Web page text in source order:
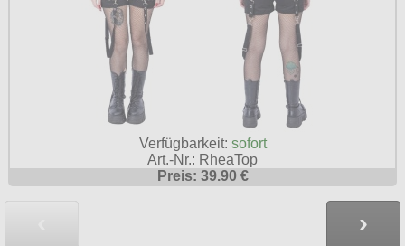
Verfügbarkeit: sofort
Art.-Nr.: RheaTop
Preis: 39.90 €
›